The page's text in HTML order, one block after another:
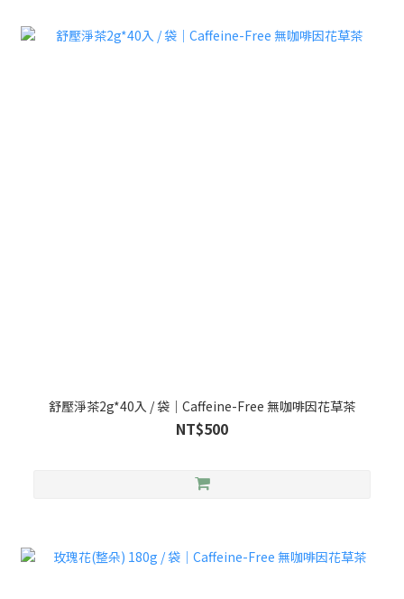
舒壓淨茶2g*40入 / 袋｜Caffeine-Free 無咖啡因花草茶
NT$500